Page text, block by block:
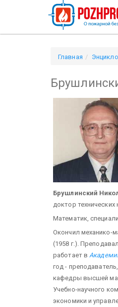
Главная
Брушлинский
доктор технических
Математик,
Окончил механико-
(1958 г.).
работает в
год -
кафедры высшей
Учебно-научного
экономики и